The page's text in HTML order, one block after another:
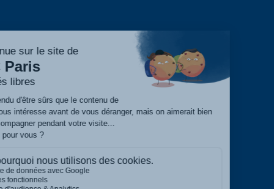
Événements
FAIRE UN DON